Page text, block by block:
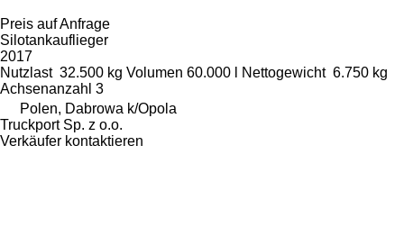
Preis auf Anfrage
Silotankauflieger
2017
Nutzlast 32.500 kg Volumen 60.000 l Nettogewicht 6.750 kg
Achsenanzahl 3
Polen, Dabrowa k/Opola
Truckport Sp. z o.o.
Verkäufer kontaktieren